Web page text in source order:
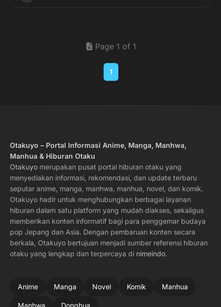
Page 1 of 1
1
Otakuyo – Portal Informasi Anime, Manga, Manhwa,
Manhua & Hiburan Otaku
Otakuyo merupakan pusat portal hiburan otaku yang
menyediakan informasi, rekomendasi, dan update terbaru
seputar anime, manga, manhwa, manhua, novel, dan komik.
Otakuyo hadir untuk menghubungkan berbagai layanan
hiburan dalam satu platform yang mudah diakses, sekaligus
memberikan konten informatif bagi para penggemar budaya
pop Jepang dan Asia. Dengan pembaruan konten secara
berkala, Otakuyo bertujuan menjadi sumber referensi hiburan
otaku yang lengkap dan terpercaya di nimeindo.
Anime Manga Novel Komik Manhua
Manhwa Donghua